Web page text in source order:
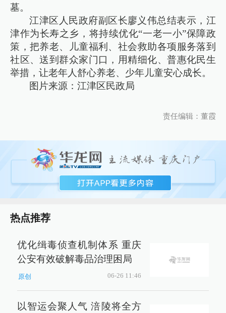
墓。
江津区人民政府副区长廖义伟总结表示，江
津作为长寿之乡，将持续优化“一老一小”保障政
策，把养老、儿童福利、社会救助各项服务落到
社区、送到群众家门口，用精细化、普惠化民生
举措，让老年人舒心养老、少年儿童安心成长。
图片来源：江津区民政局
责任编辑：董霞
热点推荐
优化缉毒侦查机制体系 重庆
公安有效破解毒品治理困局
原创 06-26 11:46
以智运会聚人气 涪陵将全方